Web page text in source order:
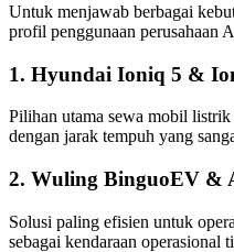
Untuk menjawab berbagai
profil penggunaan perusahaan
1. Hyundai Ioniq 5 &
Pilihan utama sewa mobil
dengan jarak tempuh yang
2. Wuling BinguoEV &
Solusi paling efisien untuk
sebagai kendaraan operasional